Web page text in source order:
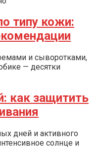
типу кожи:
и сыворотками,
— десятки
как защитить
дней и активного
солнце и